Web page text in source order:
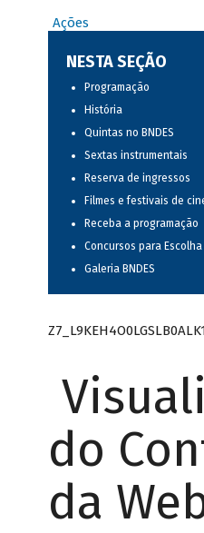
Ações
NESTA SEÇÃO
Programação
História
Quintas no BNDES
Sextas instrumentais
Reserva de ingressos
Filmes e festivais de
Receba a programação
Concursos para
Galeria BNDES
do
da